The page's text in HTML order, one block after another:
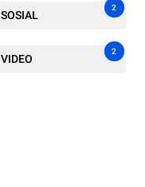
SOSIAL
2
VIDEO
2